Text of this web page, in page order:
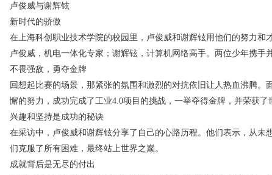
卢俊威与谢辉铉
新时代的骄傲
在上海科创职业技术学院的校园里，卢俊威和谢辉铉用他们的努力和
卢俊威，机电一体化专家；谢辉铉，计算机网络高手。两位少年携手
不畏强敌，勇夺金牌
回想起比赛的场景，那紧张的氛围和激烈的对抗依旧让人热血沸腾
懈的努力，成功完成了工业4.0项目的挑战，一举夺得金牌，并荣获
兴趣和坚持是成功的秘诀
在采访中，卢俊威和谢辉铉分享了自己的心路历程。他们表示，从
们克服了所有困难，最终站上世界之巅。
成就背后是无尽的付出